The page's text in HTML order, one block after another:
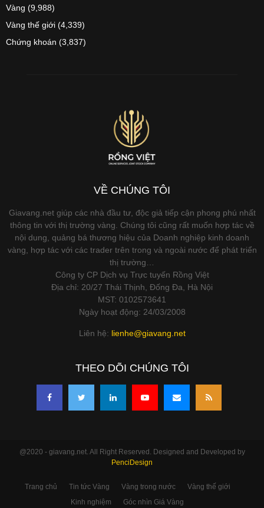
Vàng (9,988)
Vàng thế giới (4,339)
Chứng khoán (3,837)
VỀ CHÚNG TÔI
Giavang.net giúp các nhà đầu tư, độc giả tiếp cận phong phú nhất
thông tin với thị trường vàng. Chúng tôi cũng rất muốn hợp tác về
nội dung, quảng bá thương hiệu của Doanh nghiệp kinh doanh
vàng, hợp tác với các trader trên trong và ngoài nước để phát triển
thị trường…
Công ty CP Dịch vụ Trực tuyến Rồng Việt
Địa chỉ: 20/27 Thái Thịnh, Đống Đa, Hà Nội
MST: 0102573641
Ngày hoạt động: 24/03/2008
Liên hệ: lienhe@giavang.net
THEO DÕI CHÚNG TÔI
@2020 - giavang.net. All Right Reserved. Designed and Developed by
PenciDesign
Trang chủ Tin tức Vàng Vàng trong nước
Vàng thế giới
Kinh nghiệm
Góc nhìn Giá Vàng